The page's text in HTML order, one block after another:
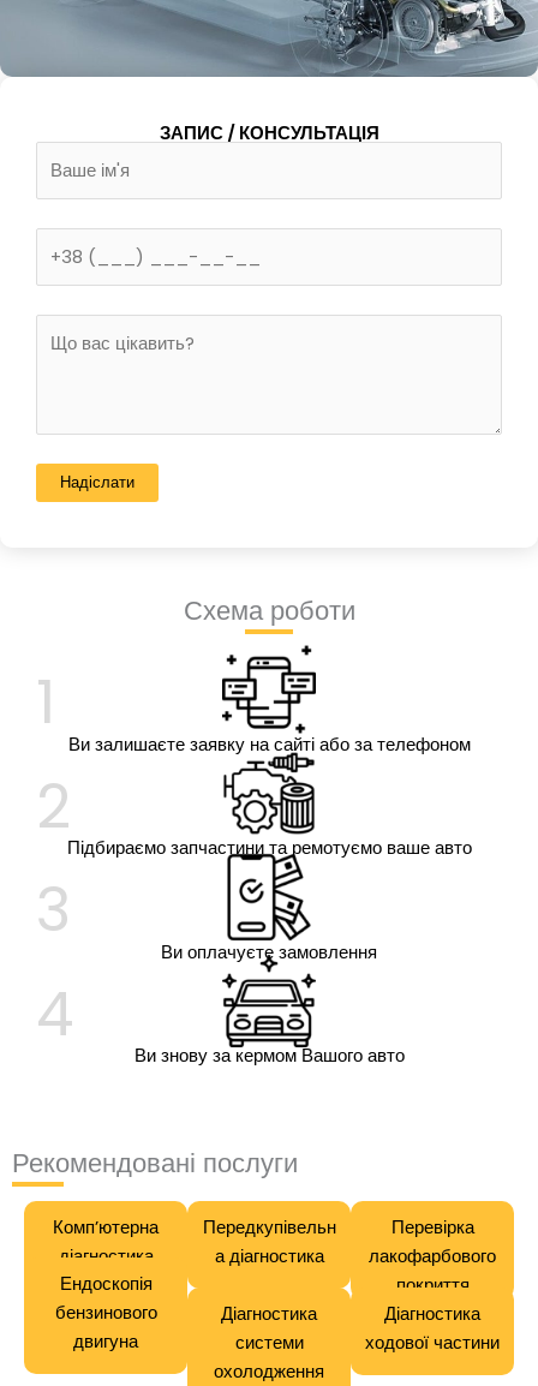
ЗАПИС / КОНСУЛЬТАЦІЯ
Схема роботи
1 Ви залишаєте заявку на сайті або за телефоном
2Підбираємо запчастини та ремотуємо ваше авто
3 Ви оплачуєте замовлення
4 Ви знову за кермом Вашого авто
Рекомендовані послуги
Комп’ютерна
діагностика
Передкупівельн
а діагностика
Перевірка
лакофарбового
покриття
Ендоскопія
бензинового
двигуна
Діагностика
системи
охолодження
Діагностика
ходової частини